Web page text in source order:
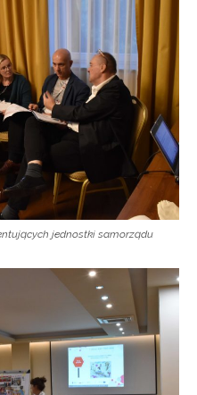
jednostki samorządu